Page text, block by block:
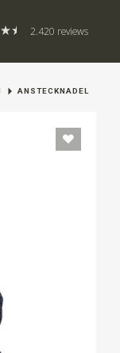
2.420 reviews
ANSTECKNADEL